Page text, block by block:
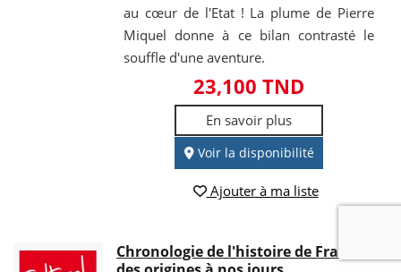
au cœur de l'Etat ! La plume de Pierre
Miquel donne à ce bilan contrasté le
souffle d'une aventure.
23,100 TND
En savoir plus
Voir la disponibilité
Ajouter à ma liste
Chronologie de l'histoire de France ;